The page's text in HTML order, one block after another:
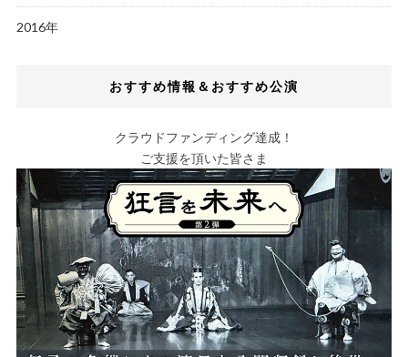
2016年
おすすめ情報＆おすすめ公演
クラウドファンディング達成！
ご支援を頂いた皆さま